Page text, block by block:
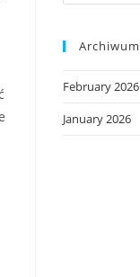
Archiwum
February 2026
January 2026